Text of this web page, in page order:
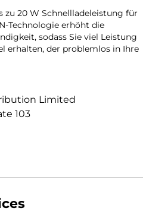
zu 20 W Schnellladeleistung für
Technologie erhöht die
sodass Sie viel Leistung
erhalten, der problemlos in Ihre
Limited
103